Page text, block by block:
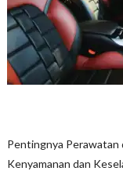
Pentingnya Perawatan
Kenyamanan dan